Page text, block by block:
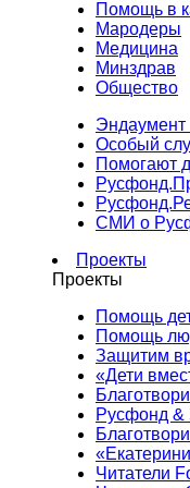
Помощь в
Мародеры
Медицина
Минздрав
Общество
Особый
Помогают
СМИ о
Проекты
Проекты
Помощь
Помощь
Защитим
«Дети
Русфонд &
Читатели